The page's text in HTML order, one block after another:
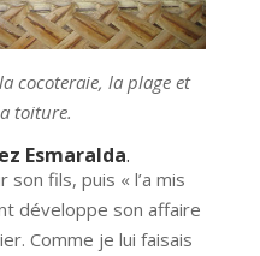
cocoteraie, la plage et
toiture.
Esmaralda.
son fils, puis « l’a mis
développe son affaire
Comme je lui faisais